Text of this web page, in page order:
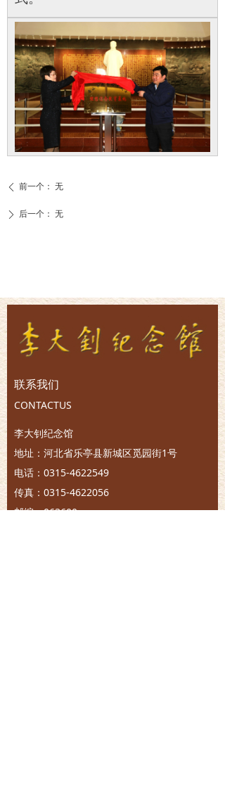
ꄴ 前一个： 无
ꄲ 后一个： 无
联系我们
CONTACTUS
李大钊纪念馆
地址：河北省乐亭县新城区觅园街1号
电话：0315-4622549
传真：0315-4622056
邮编：063600